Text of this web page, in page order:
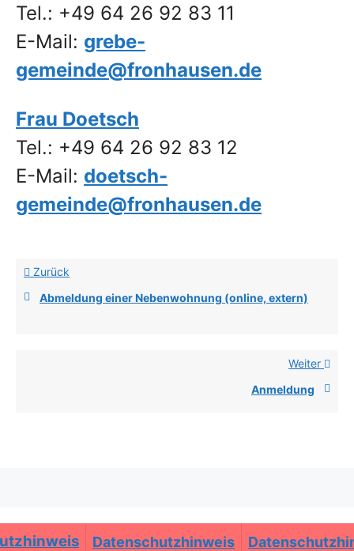
Tel.: +49 64 26 92 83 11
E-Mail: grebe-
gemeinde@fronhausen.de
Frau Doetsch
Tel.: +49 64 26 92 83 12
E-Mail: doetsch-
gemeinde@fronhausen.de
Zurück
Abmeldung einer Nebenwohnung (online, extern)
Weiter
Anmeldung
Datenschutzhinweis